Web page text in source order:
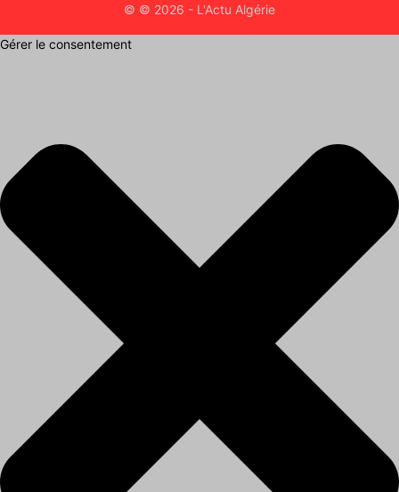
© © 2026 - L'Actu Algérie
Gérer le consentement